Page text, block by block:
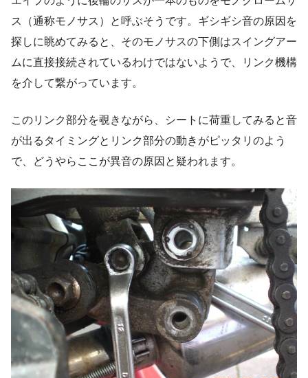
ス（通称モノサス）と呼ぶそうです。ギシギシ音の原因を
探しに眺めてみると、そのモノサスの下側はスイングアー
ムに直接接続されているわけではないようで、リンク機構
を介して繋がっています。
このリンク部分を覗きながら、シートに荷重してみると音
が出るタイミングとリンク部分の動きがピッタリのよう
で、どうやらここが異音の原因と疑われます。